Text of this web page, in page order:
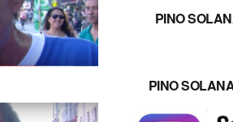
PINO
PINO